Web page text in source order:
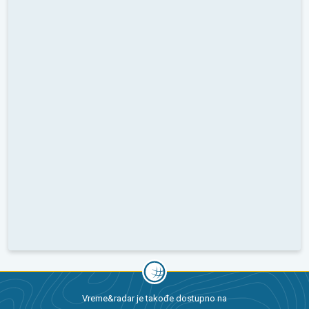
Vreme&radar je takođe dostupno na